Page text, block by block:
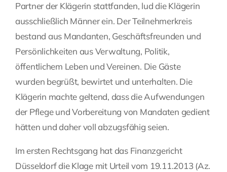
Partner der Klägerin stattfanden, lud die Klägerin
ausschließlich Männer ein. Der Teilnehmerkreis
bestand aus Mandanten, Geschäftsfreunden und
Persönlichkeiten aus Verwaltung, Politik,
öffentlichem Leben und Vereinen. Die Gäste
wurden begrüßt, bewirtet und unterhalten. Die
Klägerin machte geltend, dass die Aufwendungen
der Pflege und Vorbereitung von Mandaten gedient
hätten und daher voll abzugsfähig seien.
Im ersten Rechtsgang hat das Finanzgericht
Düsseldorf die Klage mit Urteil vom 19.11.2013 (Az.